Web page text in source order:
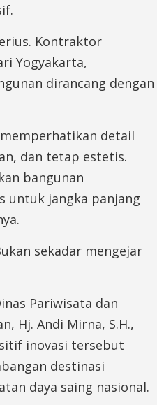
Kontraktor
Yogyakarta,
dirancang dengan
detail
dan tetap estetis.
bangunan
untuk jangka panjang
sekadar mengejar
Pariwisata dan
Hj. Andi Mirna, S.H.,
inovasi tersebut
destinasi
daya saing nasional.